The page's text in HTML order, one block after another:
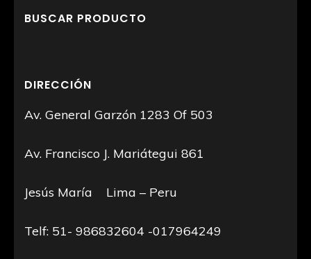
BUSCAR PRODUCTO
DIRECCIÓN
Av. General Garzón 1283 Of 503
Av. Francisco J. Mariátegui 861
Jesús María Lima – Peru
Telf: 51- 986832604 -017964249